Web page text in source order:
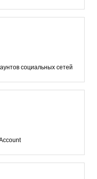
социальных сетей